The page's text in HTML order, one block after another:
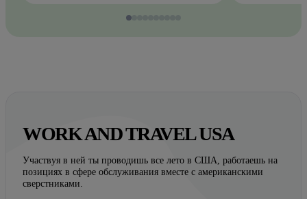
WORK AND TRAVEL USA
Участвуя в ней ты проводишь все лето в США, работаешь на
позициях в сфере обслуживания вместе с американскими
сверстниками.